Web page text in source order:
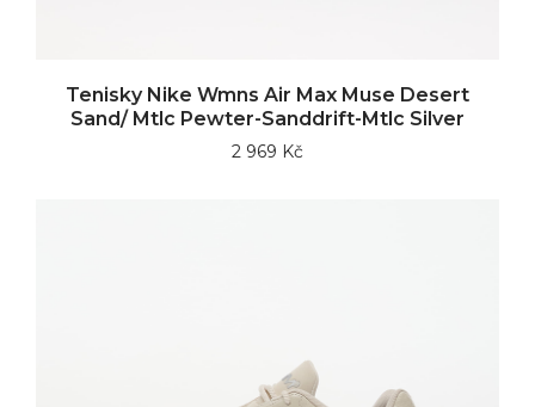
Tenisky Nike Wmns Air Max Muse Desert
Sand/ Mtlc Pewter-Sanddrift-Mtlc Silver
2 969 Kč